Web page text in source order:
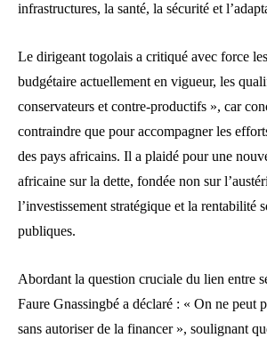
infrastructures, la santé, la sécurité et
Le dirigeant togolais a critiqué avec force
budgétaire actuellement en vigueur, les
conservateurs et contre-productifs », car
contraindre que pour accompagner les
des pays africains. Il a plaidé pour une
africaine sur la dette, fondée non sur
l’investissement stratégique et la rentabilité
publiques.
Abordant la question cruciale du lien entre
Faure Gnassingbé a déclaré : « On ne peut
sans autoriser de la financer », soulignant